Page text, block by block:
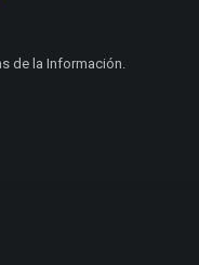
de la Información.